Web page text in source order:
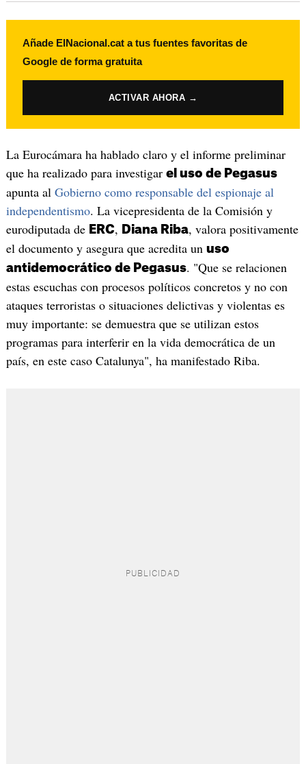
Añade ElNacional.cat a tus fuentes favoritas de
Google de forma gratuita
ACTIVAR AHORA →
La Eurocámara ha hablado claro y el informe preliminar
que ha realizado para investigar el uso de Pegasus
apunta al Gobierno como responsable del espionaje al
independentismo. La vicepresidenta de la Comisión y
eurodiputada de ERC, Diana Riba, valora positivamente
el documento y asegura que acredita un uso
antidemocrático de Pegasus. "Que se relacionen
estas escuchas con procesos políticos concretos y no con
ataques terroristas o situaciones delictivas y violentas es
muy importante: se demuestra que se utilizan estos
programas para interferir en la vida democrática de un
país, en este caso Catalunya", ha manifestado Riba.